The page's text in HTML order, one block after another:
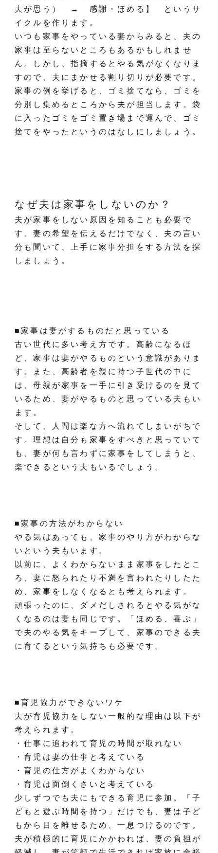
夫が思う） → 感謝・ほめる】 というサ
イクルを作ります。
いつも家事をやっている妻からみると、夫の
家事は至らないところもあるかもしれませ
ん。しかし、指摘するとやる気がなくなりま
すので、夫にまかせる割り切りが必要です。
家事の例を挙げると、ゴミ捨てなら、ゴミを
分別し集めるところから夫が担当します。袋
に入ったゴミをゴミ置き場まで運んで、ゴミ
捨てをやったというのはなしにしましょう。
なぜ夫は家事をしないのか？
夫が家事をしない原因を知ることも必要で
す。妻の希望を伝えるだけでなく、夫の言い
分も聞いて、上手に家事分担をする方法を探
しましょう。
■家事は妻がするものだと思っている
古い世代に多い考え方です。高齢になるほ
ど、家事は妻がやるものという意識がありま
す。また、高齢者を親に持つ子世代の中に
は、母親が家事を一手に引き受けるのを見て
いるため、妻がやるものと思っている夫もい
ます。
そして、人間は楽な方へ流れてしまいがちで
す。理想は自分も家事をすべきと思っていて
も、妻が何も言わずに家事をしてしまうと、
楽できるという夫もいるでしょう。
■家事の方法がわからない
やる気はあっても、家事のやり方がわからな
いという夫もいます。
以前に、よくわからないまま家事をしたとこ
ろ、妻に怒られたり不満を言われたりしたた
め、家事をしなくなるとも考えられます。
頑張ったのに、ダメだしされるとやる気がな
くなるのは妻も同じです。「ほめる、喜ぶ」
で夫のやる気をキープして、家事のできる夫
に育てるという気持ちも必要です。
■育児協力ができないワケ
夫が育児協力をしない一般的な理由は以下が
考えられます。
・仕事に追われて育児の時間が取れない
・育児は妻の仕事と考えている
・育児の仕方がよくわからない
・育児は面倒くさいと考えている
少しずつでも夫にもできる育児に参加。「子
どもと遊ぶ時間を持つ」だけでも、妻は子ど
もから目を離せるため、一息つけるのです。
夫が積極的に育児にかかわれば、妻の負担が